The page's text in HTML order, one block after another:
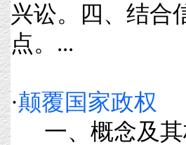
兴讼。四、结合
点。...
·颠覆国家政权
一、概念及其